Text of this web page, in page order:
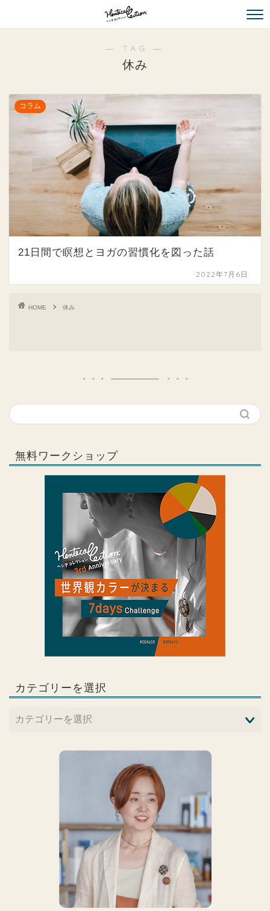
― TAG ―
休み
コラム
21日間で瞑想とヨガの習慣化を図った話
2022年7月6日
HOME 休み
無料ワークショップ
カテゴリーを選択